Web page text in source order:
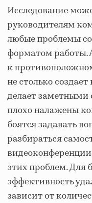
Исследование
руководителям
любые проблемы
форматом работы.
к
не столько
делает заметными
плохо налажены
боятся задавать
разбираться
этих проблем. Для
эффективность
зависит от